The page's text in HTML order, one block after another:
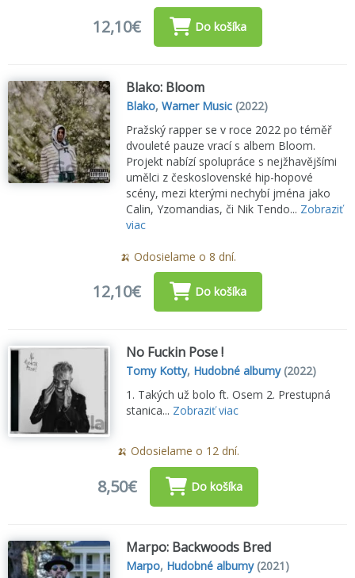
12,10€ Do košíka
Blako: Bloom
Blako,Warner Music (2022)
Pražský rapper se v roce 2022 po téměř
dvouleté pauze vrací s albem Bloom.
Projekt nabízí spolupráce s nejžhavějšími
umělci z československé hip-hopové
scény, mezi kterými nechybí jména jako
Calin, Yzomandias, či Nik Tendo... Zobraziť
viac
🍌 Odosielame o 8 dní.
12,10€ Do košíka
No Fuckin Pose !
Tomy Kotty, Hudobné albumy(2022)
1. Takých už bolo ft. Osem 2. Prestupná
stanica... Zobraziť viac
🍌 Odosielame o 12 dní.
8,50€ Do košíka
Marpo: Backwoods Bred
Marpo, Hudobné albumy(2021)